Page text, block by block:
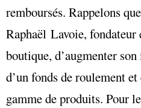
remboursés. Rappelons
Raphaël Lavoie, fondateur
boutique, d’augmenter
d’un fonds de roulement
gamme de produits. Pour